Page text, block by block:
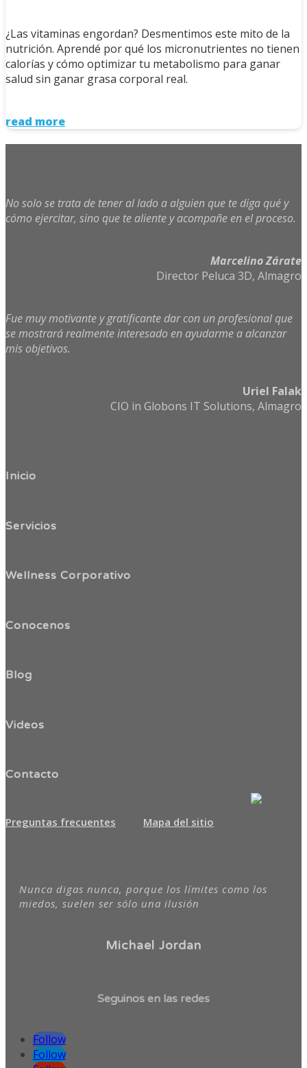
¿Las vitaminas engordan? Desmentimos este mito de la
nutrición. Aprendé por qué los micronutrientes no tienen
calorías y cómo optimizar tu metabolismo para ganar
salud sin ganar grasa corporal real.
read more
No solo se trata de tener al lado a alguien que te diga qué y
cómo ejercitar, sino que te aliente y acompañe en el proceso.
Marcelino Zárate
Director Peluca 3D, Almagro
Fue muy motivante y gratificante dar con un profesional que
se mostrará realmente interesado en ayudarme a alcanzar
mis objetivos.
Uriel Falak
CIO in Globons IT Solutions, Almagro
Inicio
Servicios
Wellness Corporativo
Conocenos
Blog
Videos
Contacto
Preguntas frecuentes Mapa del sitio
Nunca digas nunca, porque los límites como los
miedos, suelen ser sólo una ilusión
Michael Jordan
Seguinos en las redes
Follow
Follow